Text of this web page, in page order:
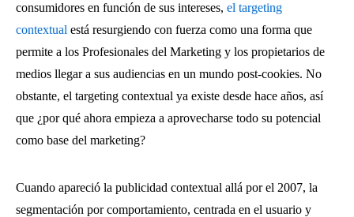
consumidores en función de sus intereses, el targeting
contextual está resurgiendo con fuerza como una forma que
permite a los Profesionales del Marketing y los propietarios de
medios llegar a sus audiencias en un mundo post-cookies. No
obstante, el targeting contextual ya existe desde hace años, así
que ¿por qué ahora empieza a aprovecharse todo su potencial
como base del marketing?
Cuando apareció la publicidad contextual allá por el 2007, la
segmentación por comportamiento, centrada en el usuario y